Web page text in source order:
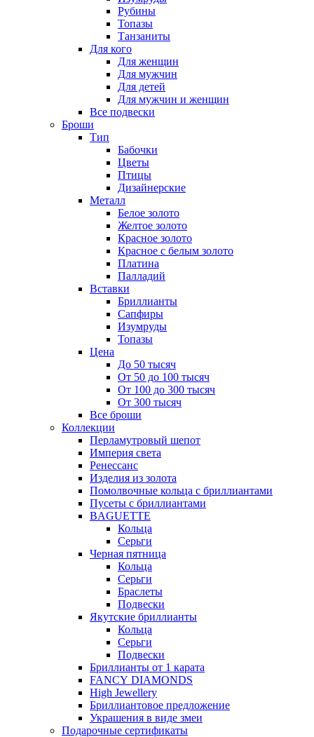
Рубины
Топазы
Танзаниты
Для кого
Для женщин
Для мужчин
Для детей
Для мужчин и женщин
Все подвески
Броши
Тип
Бабочки
Цветы
Птицы
Дизайнерские
Металл
Белое золото
Желтое золото
Красное золото
Красное с белым золото
Платина
Палладий
Вставки
Бриллианты
Сапфиры
Изумруды
Топазы
Цена
До 50 тысяч
От 50 до 100 тысяч
От 100 до 300 тысяч
От 300 тысяч
Все броши
Коллекции
Перламутровый шепот
Империя света
Ренессанс
Изделия из золота
Помолвочные кольца с бриллиантами
Пусеты с бриллиантами
BAGUETTE
Кольца
Серьги
Черная пятница
Кольца
Серьги
Браслеты
Подвески
Якутские бриллианты
Кольца
Серьги
Подвески
Бриллианты от 1 карата
FANCY DIAMONDS
High Jewellery
Бриллиантовое предложение
Украшения в виде змеи
Подарочные сертификаты